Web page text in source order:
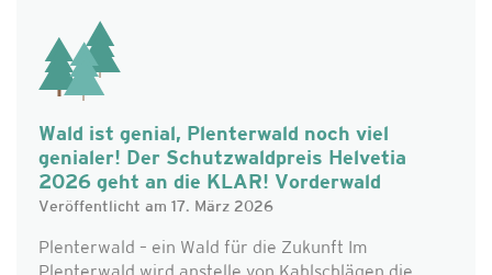
Wald ist genial, Plenterwald noch viel
genialer! Der Schutzwaldpreis Helvetia
2026 geht an die KLAR! Vorderwald
Veröffentlicht am 17. März 2026
Plenterwald – ein Wald für die Zukunft Im